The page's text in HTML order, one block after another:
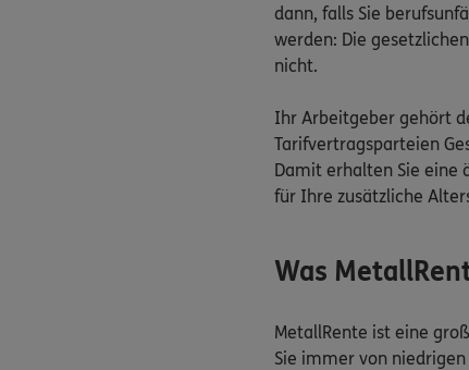
dann, falls Sie
werden: Die
nicht.
Ihr Arbeitgeber gehört
Tarifvertragsparteien
Damit erhalten Sie
für Ihre zusätzliche
Was
MetallRente ist eine
Sie immer von